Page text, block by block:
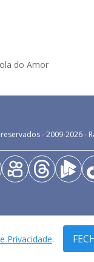
do Amor
- 2009-2026-
Privacidade.